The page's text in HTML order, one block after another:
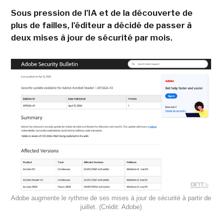
Sous pression de l'IA et de la découverte de
plus de failles, l'éditeur a décidé de passer à
deux mises à jour de sécurité par mois.
Adobe augmente le rythme de ses mises à jour de sécurité à partir de
juillet. (Crédit: Adobe)